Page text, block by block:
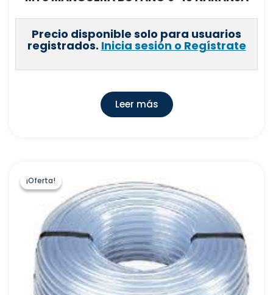
Precio disponible solo para usuarios
registrados. Inicia sesión o Regístrate
Leer más
¡Oferta!
¡Oferta!